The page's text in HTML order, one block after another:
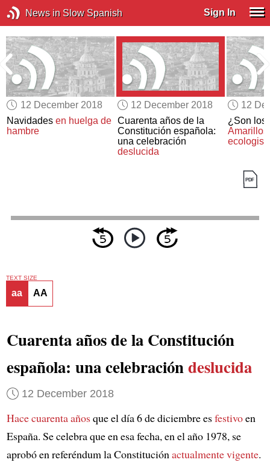
News in Slow Spanish Sign In
12 December 2018
Navidadesen huelga de
hambre
12 December 2018
Cuarenta años de la
Constitución española:
una celebración
deslucida
12
¿Son los
Amarillos
TEXT SIZE
aa AA
Cuarenta años de la Constitución
española: una celebracióndeslucida
12 December 2018
Hace cuarenta añosque el día 6 de diciembre esfestivoen
España. Se celebra que en esa fecha, en el año 1978, se
aprobó en referéndum la Constituciónactualmente vigente.